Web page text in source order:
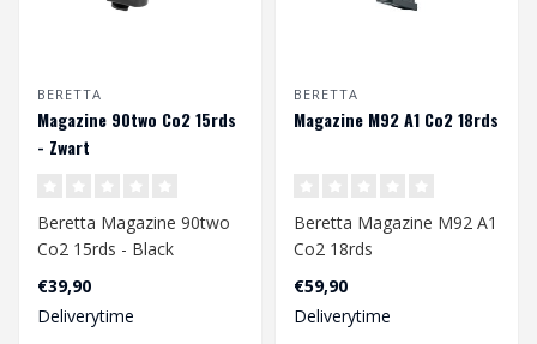
BERETTA
Magazine 90two Co2 15rds
- Zwart
Beretta Magazine 90two
Co2 15rds - Black
6mm
€39,90
Deliverytime
BERETTA
Magazine M92 A1 Co2 18rds
Beretta Magazine M92 A1
Co2 18rds
4.5mm
€59,90
Deliverytime